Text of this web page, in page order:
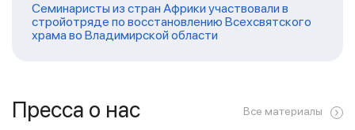
Семинаристы из стран Африки участвовали в
стройотряде по восстановлению Всехсвятского
храма во Владимирской области
Пресса о нас Все материалы